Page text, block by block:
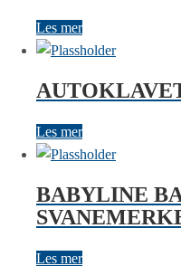
Les mer
Les mer
BABYLINE
Les mer